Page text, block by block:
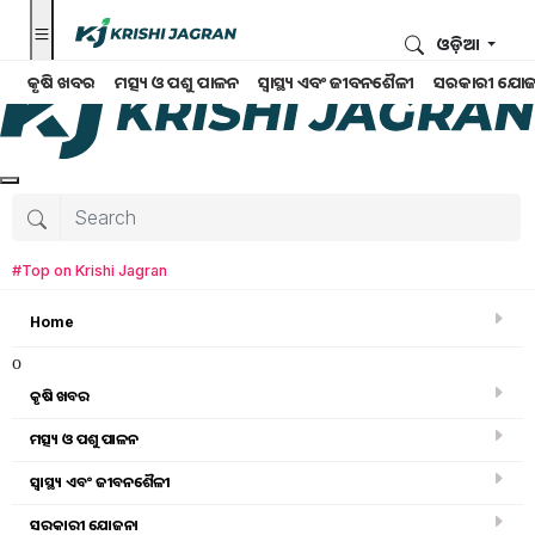
କୃଷି ଖବର ମତ୍ସ୍ୟ ଓ ପଶୁ ପାଳନ ସ୍ୱାସ୍ଥ୍ୟ ଏବଂ ଜୀବନଶୈଳୀ ସରକାରୀ
ଓଡ଼ିଆ
#Top on Krishi Jagran
Home
o
କୃଷି ଖବର
ମତ୍ସ୍ୟ ଓ ପଶୁ ପାଳନ
ସ୍ୱାସ୍ଥ୍ୟ ଏବଂ ଜୀବନଶୈଳୀ
ସରକାରୀ ଯୋଜନା
Search for:
cattle care in summer